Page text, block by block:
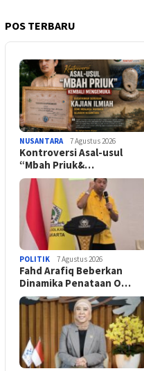
POS TERBARU
NUSANTARA 7 Agustus 2026
Kontroversi Asal-usul
“Mbah Priuk&…
POLITIK 7 Agustus 2026
Fahd Arafiq Beberkan
Dinamika Penataan O…